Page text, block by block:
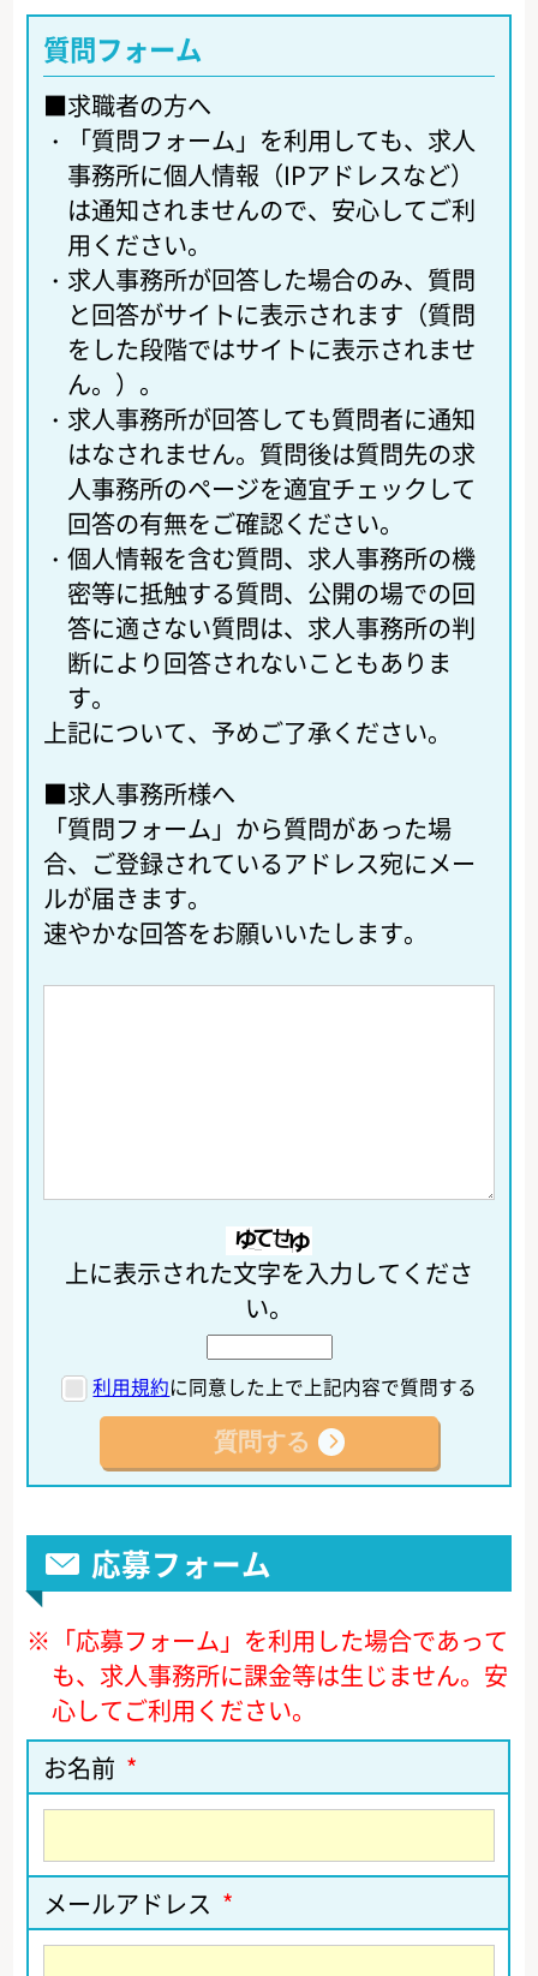
質問フォーム
■求職者の方へ
・
「質問フォーム」を利用しても、求人
事務所に個人情報（IPアドレスなど）
は通知されませんので、安心してご利
用ください。
・ 求人事務所が回答した場合のみ、質問
と回答がサイトに表示されます（質問
をした段階ではサイトに表示されませ
ん。）。
・ 求人事務所が回答しても質問者に通知
はなされません。質問後は質問先の求
人事務所のページを適宜チェックして
回答の有無をご確認ください。
・ 個人情報を含む質問、求人事務所の機
密等に抵触する質問、公開の場での回
答に適さない質問は、求人事務所の判
断により回答されないこともありま
す。
上記について、予めご了承ください。
■求人事務所様へ
「質問フォーム」から質問があった場
合、ご登録されているアドレス宛にメー
ルが届きます。
速やかな回答をお願いいたします。
上に表示された文字を入力してくださ
い。
利用規約に同意した上で上記内容で質問する
応募フォーム
※ 「応募フォーム」を利用した場合であって
も、求人事務所に課金等は生じません。安
心してご利用ください。
お名前 *
メールアドレス *